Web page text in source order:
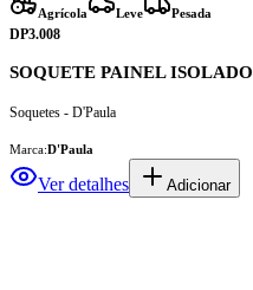
Agrícola Leve Pesada
DP3.008
SOQUETE PAINEL ISOLADO
Soquetes - D'Paula
Marca:D'Paula
Ver detalhes Adicionar